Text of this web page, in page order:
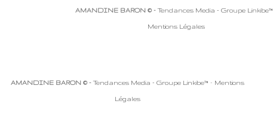
AMANDINE BARON © -Tendances Media - Groupe Linkibe™
Mentions Légales
AMANDINE BARON © -Tendances Media - Groupe Linkibe™ - Mentions
Légales